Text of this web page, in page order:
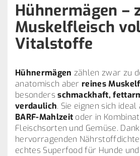
Hühnermägen –
Muskelfleisch
Vitalstoffe
Hühnermägen zählen zwar zu
anatomisch aber reines
besondersschmackhaft,
verdaulich. Sie eignen sich
BARF-Mahlzeit oder in
Fleischsorten und Gemüse.
hervorragenden Nährstoffdichte
echtes Superfood für Hunde